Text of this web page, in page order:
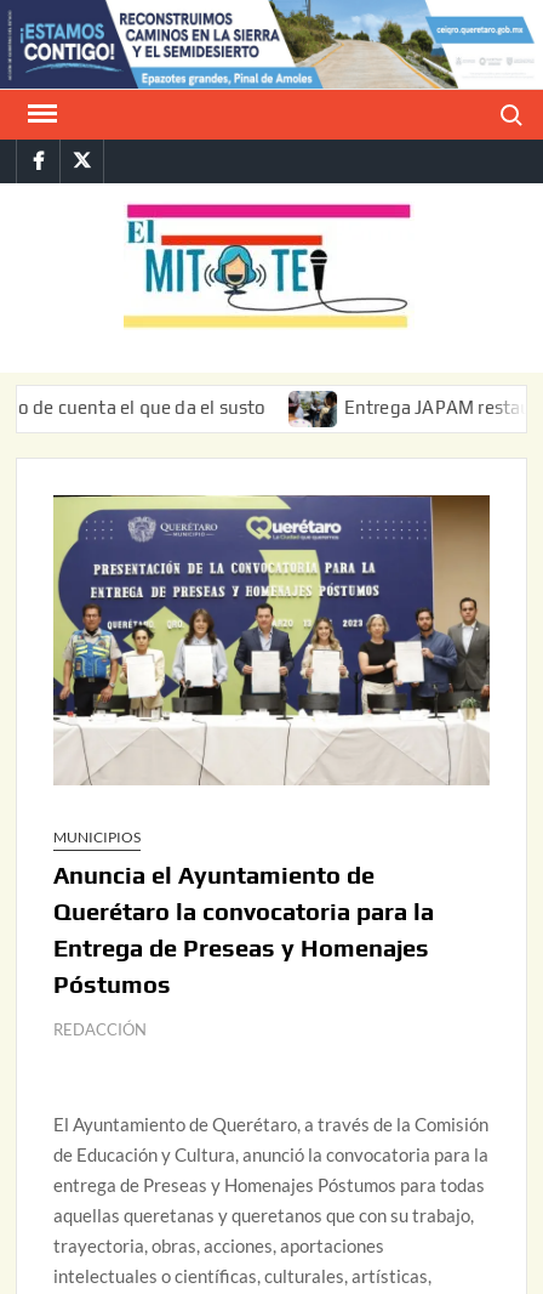
Saltar
al
contenido
FacebookTwitter
el que da el susto Entrega JAPAM restauración del
MUNICIPIOS
Anuncia el Ayuntamiento de
Querétaro la convocatoria para la
Entrega de Preseas y Homenajes
Póstumos
REDACCIÓN
El Ayuntamiento de Querétaro, a través de la Comisión
de Educación y Cultura, anunció la convocatoria para la
entrega de Preseas y Homenajes Póstumos para todas
aquellas queretanas y queretanos que con su trabajo,
trayectoria, obras, acciones, aportaciones
intelectuales o científicas, culturales, artísticas,